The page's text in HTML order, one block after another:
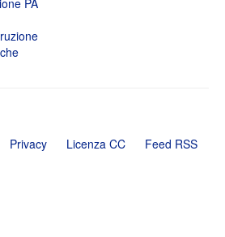
PA
Privacy Licenza CC Feed RSS